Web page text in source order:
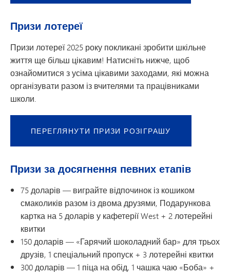
Призи лотереї
Призи лотереї 2025 року покликані зробити шкільне
життя ще більш цікавим! Натисніть нижче, щоб
ознайомитися з усіма цікавими заходами, які можна
організувати разом із вчителями та працівниками
школи.
ПЕРЕГЛЯНУТИ ПРИЗИ РОЗІГРАШУ
Призи за досягнення певних етапів
75 доларів — виграйте відпочинок із кошиком
смаколиків разом із двома друзями, Подарункова
картка на 5 доларів у кафетерії West + 2 лотерейні
квитки
150 доларів — «Гарячий шоколадний бар» для трьох
друзів, 1 спеціальний пропуск + 3 лотерейні квитки
300 доларів — 1 піца на обід, 1 чашка чаю «Боба» +